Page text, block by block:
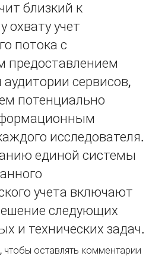
близкий к
охвату учет
потока с
предоставлением
сервисов,
потенциально
исследователя.
единой системы
учета включают
следующих
и технических задач.
автоматизированного
, чтобы оставлять комментарии